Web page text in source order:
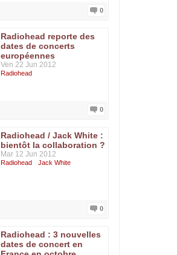
0
Radiohead reporte des
dates de concerts
européennes
Ven 22 Jun 2012
Radiohead
0
Radiohead / Jack White :
bientôt la collaboration ?
Mar 12 Jun 2012
Radiohead Jack White
0
Radiohead : 3 nouvelles
dates de concert en